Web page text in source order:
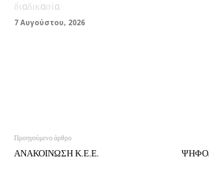
διαδικασία
7 Αυγούστου, 2026
Προηγούμενο άρθρο
ΑΝΑΚΟΙΝΩΣΗ Κ.Ε.Ε.